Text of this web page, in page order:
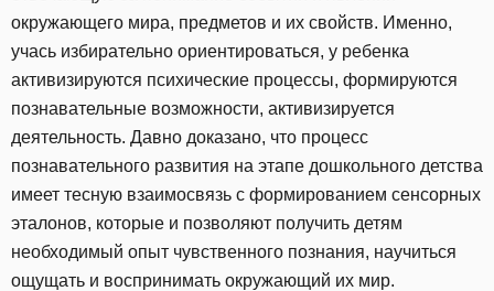
окружающего мира, предметов и их свойств. Именно,
учась избирательно ориентироваться, у ребенка
активизируются психические процессы, формируются
познавательные возможности, активизируется
деятельность. Давно доказано, что процесс
познавательного развития на этапе дошкольного детства
имеет тесную взаимосвязь с формированием сенсорных
эталонов, которые и позволяют получить детям
необходимый опыт чувственного познания, научиться
ощущать и воспринимать окружающий их мир.